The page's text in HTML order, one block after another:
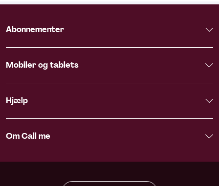
Abonnementer
Mobiler og tablets
Hjælp
Om Call me